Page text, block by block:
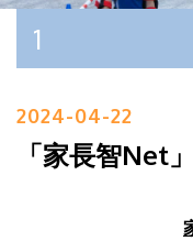
1
2024-04-22
「家長智Net